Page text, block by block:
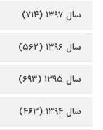
سال ۱۳۹۷ (۷۱۴)
سال ۱۳۹۶ (۵۶۲)
سال ۱۳۹۵ (۶۹۳)
سال ۱۳۹۴ (۴۶۳)